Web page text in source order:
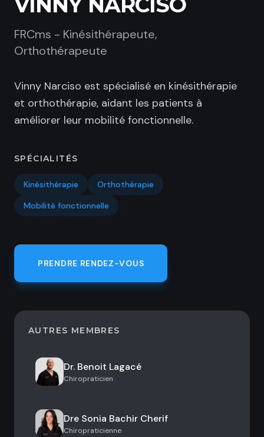
Pédiatrique
Suédois
Thérapie par ventouse
Perte de poids
Arrêt tabagisme
Trouble musculosquelettique
Fertilité
Nutrition sportive
Pédiatrique
Vivian Orozco
Chenfei Wang
Kosta Kokkinakis
FRCms - Kinésithérapeute,
Orthothérapeute
Vinny Narciso est spécialisé en kinésithérapie
et orthothérapie, aidant les patients à
améliorer leur mobilité fonctionnelle.
SPÉCIALITÉS
Kinésithérapie
Orthothérapie
Mobilité fonctionnelle
PRENDRE RENDEZ-VOUS
AUTRES MEMBRES
Dr. Benoit Lagacé
Chiropraticien
Dre Sonia Bachir Cherif
Chiropraticienne